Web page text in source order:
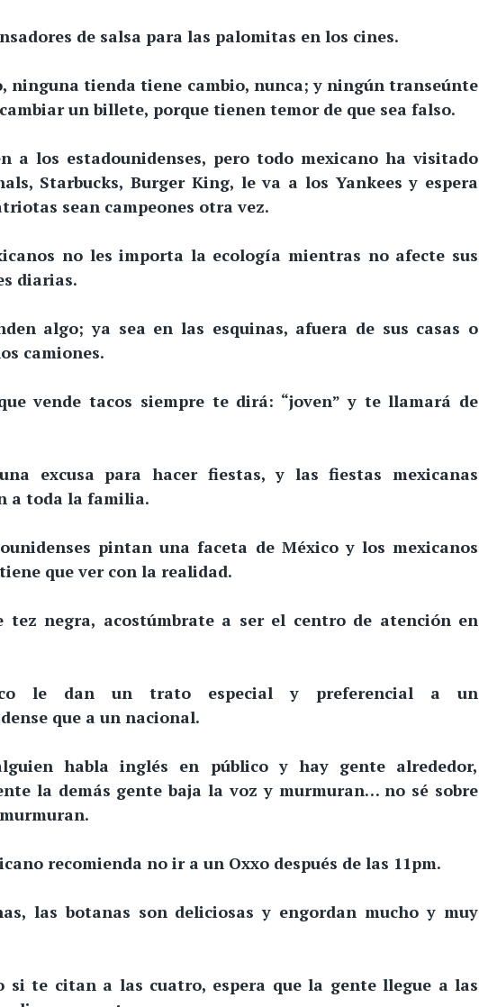
de salsa para las palomitas en los cines.
ninguna tienda tiene cambio, nunca; y ningún transeúnte
un billete, porque tienen temor de que sea falso.
a los estadounidenses, pero todo mexicano ha visitado
Starbucks, Burger King, le va a los Yankees y espera
sean campeones otra vez.
no les importa la ecología mientras no afecte sus
diarias.
algo; ya sea en las esquinas, afuera de sus casas o
camiones.
vende tacos siempre te dirá: “joven” y te llamará de
excusa para hacer fiestas, y las fiestas mexicanas
a toda la familia.
pintan una faceta de México y los mexicanos
que ver con la realidad.
tez negra, acostúmbrate a ser el centro de atención en
le dan un trato especial y preferencial a un
que a un nacional.
habla inglés en público y hay gente alrededor,
la demás gente baja la voz y murmuran… no sé sobre
recomienda no ir a un Oxxo después de las 11pm.
las botanas son deliciosas y engordan mucho y muy
si te citan a las cuatro, espera que la gente llegue a las